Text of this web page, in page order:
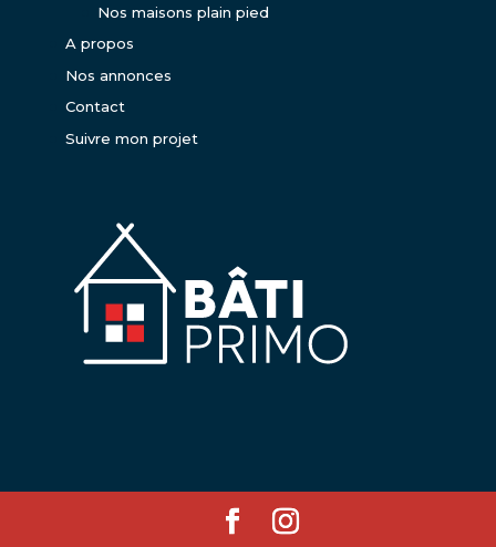
Nos maisons plain pied
A propos
Nos annonces
Contact
Suivre mon projet